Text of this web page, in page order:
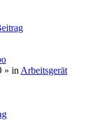
» in Arbeitsgerät